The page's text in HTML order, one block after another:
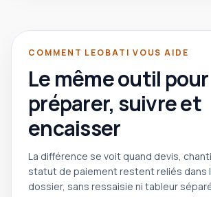
COMMENT LEOBATI VOUS AIDE
Le même outil pour
préparer, suivre et
encaisser
La différence se voit quand devis,
statut de paiement restent reliés dans
dossier, sans ressaisie ni tableur